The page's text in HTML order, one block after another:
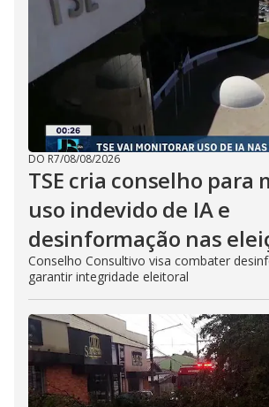
DO R7/08/08/2026
TSE cria conselho para
uso indevido de IA e
desinformação nas
Conselho Consultivo visa combater
garantir integridade eleitoral